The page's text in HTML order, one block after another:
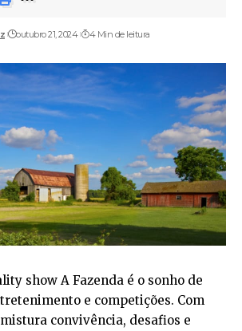
outubro 21, 2024 4 Min de leitura
show A Fazenda é o sonho de
e competições. Com
convivência, desafios e